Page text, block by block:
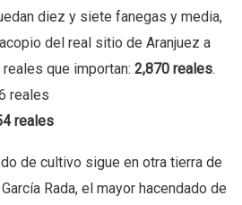
diez y siete fanegas y media,
del real sitio de Aranjuez a
que importan: 2,870 reales.
reales
reales
de cultivo sigue en otra tierra de
Rada, el mayor hacendado de